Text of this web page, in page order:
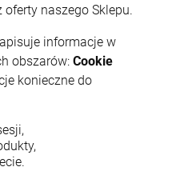
naszego Sklepu.
informacje w
obszarów: Cookie
konieczne do